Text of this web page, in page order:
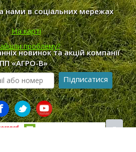
проблему?
На карті
нами в соціальних мережах
новинок та акцій компанії
ПП «АГРО-В»